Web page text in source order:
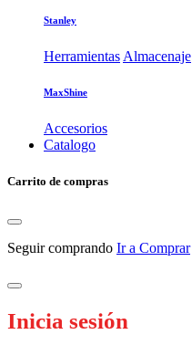
Stanley
Herramientas Almacenaje
MaxShine
Accesorios
Catalogo
Carrito de compras
Seguir comprando Ir a Comprar
Inicia sesión